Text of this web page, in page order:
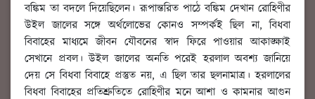
বঙ্কিম তা বদলে দিয়েছিলেন। রূপান্তরিত পাঠে বঙ্কিম দেখান রোহিণীর
উইল জালের সঙ্গে অর্থলোভের কোনও সম্পর্কই ছিল না, বিধবা
বিবাহের মাধ্যমে জীবন যৌবনের স্বাদ ফিরে পাওয়ার আকাঙ্ক্ষাই
সেখানে প্রবল। উইল জালের অনতি পরেই হরলাল অবশ্য জানিয়ে
দেয় সে বিধবা বিবাহে প্রস্তুত নয়, এ ছিল তার ছলনামাত্র। হরলালের
বিধবা বিবাহের প্রতিশ্রুতিতে রোহিণীর মনে আশা ও কামনার আগুন